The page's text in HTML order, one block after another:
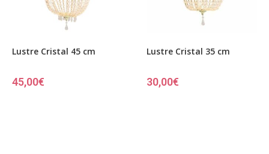
Lustre Cristal 45 cm
45,00€
Lustre Cristal 35 cm
30,00€